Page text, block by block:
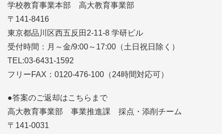
学校教育事業本部 高大教育事業部
〒141-8416
東京都品川区西五反田2-11-8 学研ビル
受付時間：月～金/9:00～17:00（土日祝日除く）
TEL:03-6431-1592
フリーFAX：0120-476-100（24時間対応可）
●答案のご返却はこちらまで
高大教育事業部 事業推進課 採点・添削チーム
〒141-0031